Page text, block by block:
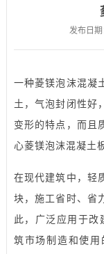
发布日
一种菱镁泡沫混凝
土，气泡封闭性好
变形的特点，而且
心菱镁泡沫混凝土
在现代建筑中，轻
块，施工省时、省
此，广泛应用于改
筑市场制造和使